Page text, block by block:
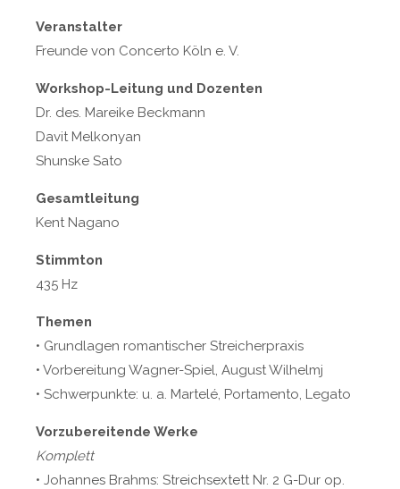
Veranstalter
Freunde von Concerto Köln e. V.
Workshop-Leitung und Dozenten
Dr. des. Mareike Beckmann
Davit Melkonyan
Shunske Sato
Gesamtleitung
Kent Nagano
Stimmton
435 Hz
Themen
• Grundlagen romantischer Streicherpraxis
• Vorbereitung Wagner-Spiel, August Wilhelmj
• Schwerpunkte: u. a. Martelé, Portamento, Legato
Vorzubereitende Werke
Komplett
• Johannes Brahms: Streichsextett Nr. 2 G-Dur op.